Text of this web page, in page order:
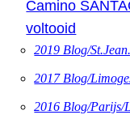
Camino
voltooid
2019 Blog/
2017 Blog/
2016 Blog/Parijs/